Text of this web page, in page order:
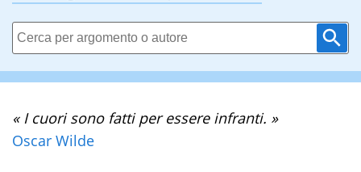
« I cuori sono fatti per essere infranti. »
Oscar Wilde